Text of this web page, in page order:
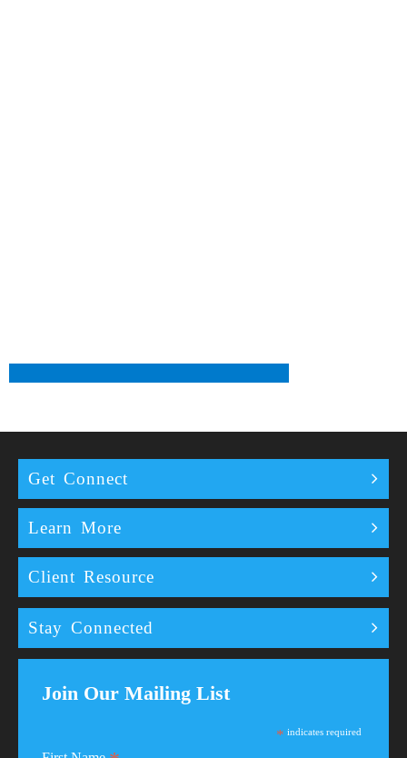
Get Connect
Learn More
Client Resource
Stay Connected
Join Our Mailing List
* indicates required